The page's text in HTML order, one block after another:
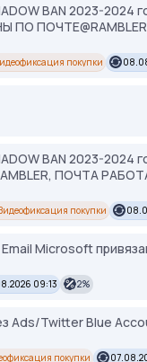
BAN 2023-2024
покупки
BAN 2023-
ПОЧТА
покупки
Email Microsoft
09:13 2%
Ads/Twitter Blue
покупки